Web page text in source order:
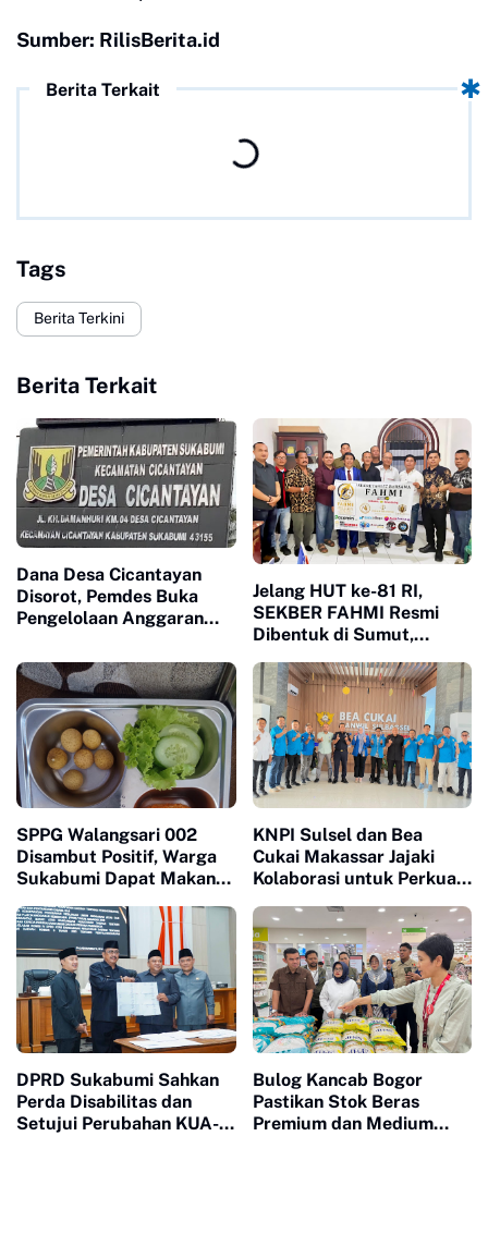
Sumber: RilisBerita.id
Berita Terkait
Tags
Berita Terkini
Berita Terkait
Dana Desa Cicantayan
Disorot, Pemdes Buka
Pengelolaan Anggaran
Jelang HUT ke-81 RI,
SEKBER FAHMI Resmi
Dibentuk di Sumut,
dan Media
SPPG Walangsari 002
Disambut Positif, Warga
Sukabumi Dapat Makan
KNPI Sulsel dan Bea
Cukai Makassar Jajaki
Kolaborasi untuk Perkuat
DPRD Sukabumi Sahkan
Perda Disabilitas dan
Setujui Perubahan KUA-
Bulog Kancab Bogor
Pastikan Stok Beras
Premium dan Medium